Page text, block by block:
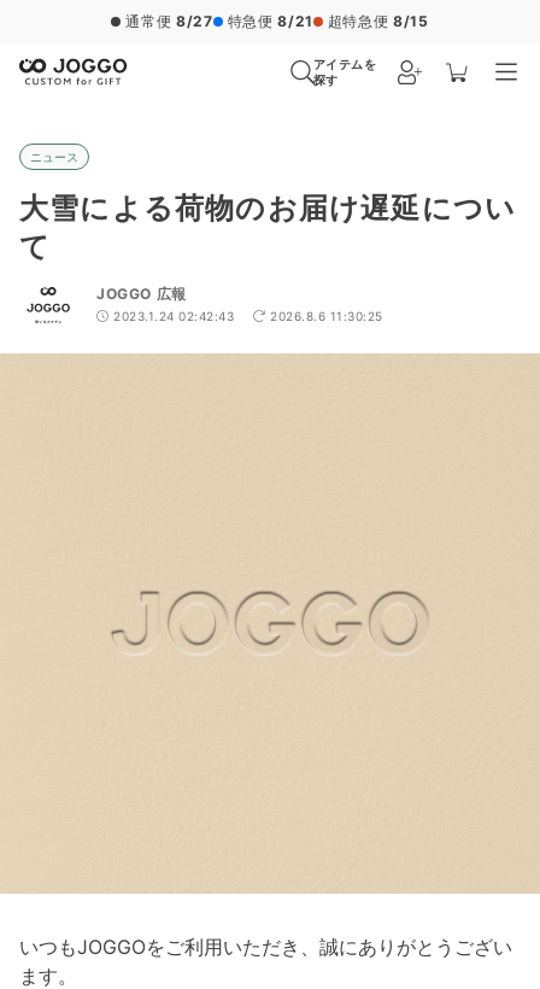
通常便 8/27 特急便 8/21 超特急便 8/15
アイテムを
探す
ニュース
大雪による荷物のお届け遅延につい
て
JOGGO 広報
2023.1.24 02:42:43 2026.8.6 11:30:25
いつもJOGGOをご利用いただき、誠にありがとうござい
ます。